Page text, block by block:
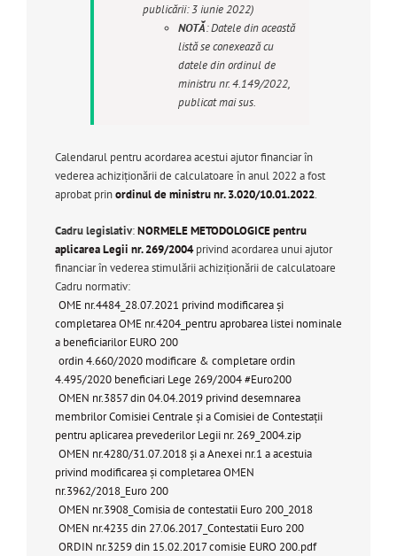
publicării: 3 iunie 2022)
NOTĂ: Datele din această
listă se conexează cu
datele din ordinul de
ministru nr. 4.149/2022,
publicat mai sus.
Calendarul pentru acordarea acestui ajutor financiar în
vederea achiziționării de calculatoare în anul 2022 a fost
aprobat prinordinul de ministru nr. 3.020/10.01.2022.
Cadru legislativ:NORMELE METODOLOGICE pentru
aplicarea Legii nr. 269/2004privind acordarea unui ajutor
financiar în vederea stimulării achiziționării de calculatoare
Cadru normativ:
OME nr.4484_28.07.2021 privind modificarea și
completarea OME nr.4204_pentru aprobarea listei nominale
a beneficiarilor EURO 200
ordin 4.660/2020 modificare & completare ordin
4.495/2020 beneficiari Lege 269/2004 #Euro200
OMEN nr.3857 din 04.04.2019 privind desemnarea
membrilor Comisiei Centrale şi a Comisiei de Contestaţii
pentru aplicarea prevederilor Legii nr. 269_2004.zip
OMEN nr.4280/31.07.2018 și a Anexei nr.1 a acestuia
privind modificarea și completarea OMEN
nr.3962/2018_Euro 200
OMEN nr.3908_Comisia de contestatii Euro 200_2018
OMEN nr.4235 din 27.06.2017_Contestatii Euro 200
ORDIN nr.3259 din 15.02.2017 comisie EURO 200.pdf